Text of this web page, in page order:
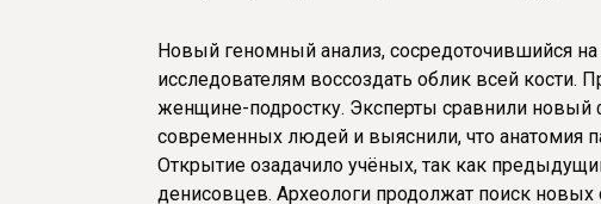
Новый геномный анализ, сосредоточившийся
исследователям воссоздать облик всей кости.
женщине-подростку. Эксперты сравнили новый
современных людей и выяснили, что
Открытие озадачило учёных, так как
денисовцев. Археологи продолжат поиск новых